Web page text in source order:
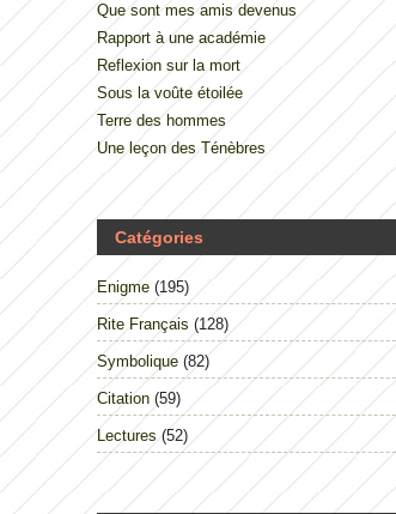
Que sont mes amis devenus
Rapport à une académie
Reflexion sur la mort
Sous la voûte étoilée
Terre des hommes
Une leçon des Ténèbres
Catégories
Enigme (195)
Rite Français (128)
Symbolique (82)
Citation (59)
Lectures (52)